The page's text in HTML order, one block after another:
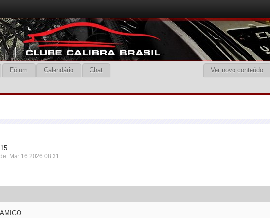
Ver novo conteúdo
Fórum Calendário Chat
Mar 16 2026 08:31
AMIGO